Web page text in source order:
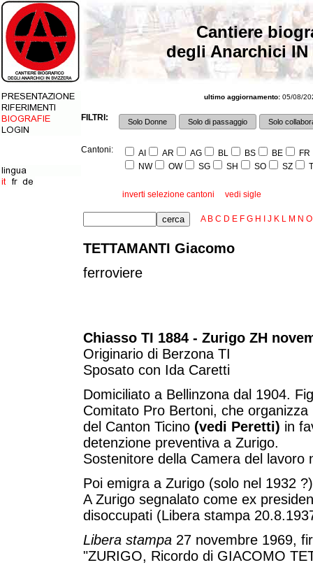
Cantiere
degli Anarchici IN
ultimo aggiornamento: 05/08/
FILTRI: Solo Donne Solo di passaggio Solo
Cantoni: AI AR AG BL BS BE
FR
NW
OW SG SH SO SZ
inverti selezione cantoni vedi sigle
A B C D E F G H J K L M N O
TETTAMANTI Giacomo
ferroviere
Chiasso TI 1884 - Zurigo ZH
Originario di Berzona TI
Sposato con Ida Caretti
Domiciliato a Bellinzona dal 1904.
Comitato Pro Bertoni, che
del Canton Ticino (vedi Peretti) in
detenzione preventiva a Zurigo.
Sostenitore della Camera del
Poi emigra a Zurigo (solo nel 1932 ?)
A Zurigo segnalato come ex
disoccupati (Libera stampa
Libera stampa 27 novembre 1969,
"ZURIGO, Ricordo di GIACOMO